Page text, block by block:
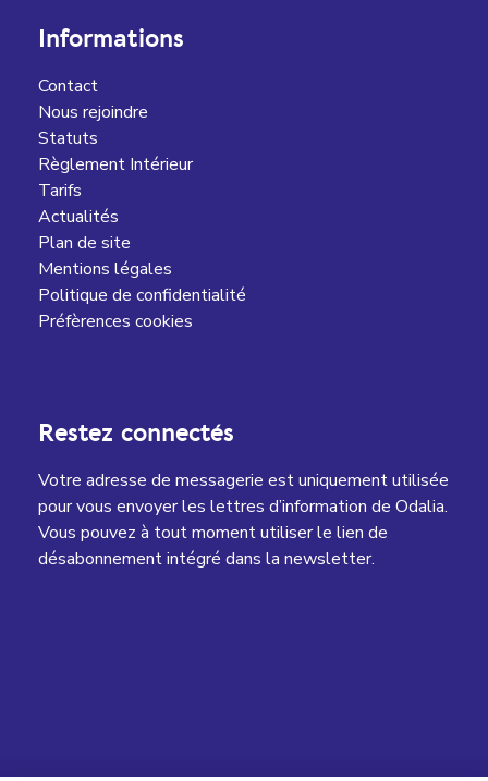
Informations
Contact
Nous rejoindre
Statuts
Règlement Intérieur
Tarifs
Actualités
Plan de site
Mentions légales
Politique de confidentialité
Préfèrences cookies
Restez connectés
Votre adresse de messagerie est uniquement utilisée
pour vous envoyer les lettres d’information de Odalia.
Vous pouvez à tout moment utiliser le lien de
désabonnement intégré dans la newsletter.